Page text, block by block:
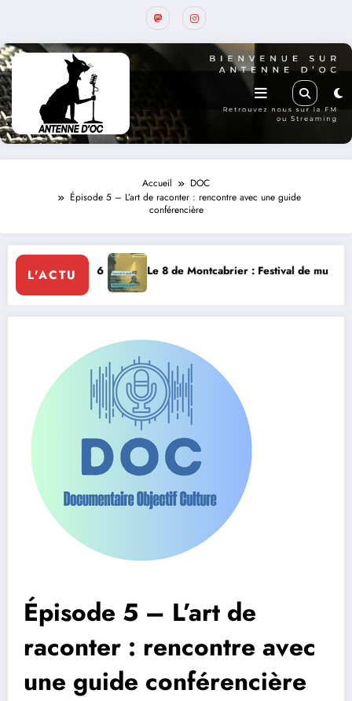
Accueil
DOC
Épisode 5 – L’art de raconter : rencontre avec une guide
conférencière
L'ACTU
de Montcabrier : Festival de musique classique le 8 et 9 août La
Épisode 5 – L’art de
raconter : rencontre avec
une guide conférencière